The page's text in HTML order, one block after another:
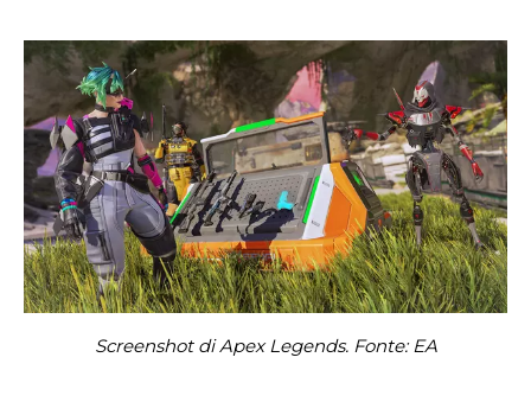
Screenshot di Apex Legends. Fonte: EA